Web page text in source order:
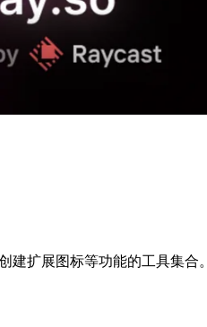
建扩展图标等功能的工具集合。